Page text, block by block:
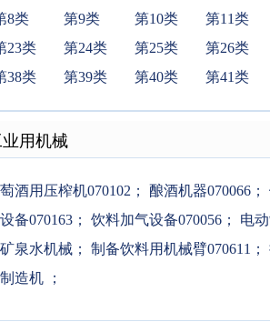
8类 第9类 第10类 第11类
23类 第24类 第25类 第26类
38类 第39类 第40类 第41类
用机械
酒用压榨机070102 ； 酿酒机器070066 ；
备070163 ； 饮料加气设备070056 ； 电
泉水机械 ； 制备饮料用机械臂070611 ；
造机 ；